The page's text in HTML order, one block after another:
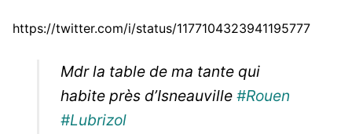
https://twitter.com/i/status/1177104323941195777
Mdr la table de ma tante qui
habite près d’Isneauville#Rouen
#Lubrizol